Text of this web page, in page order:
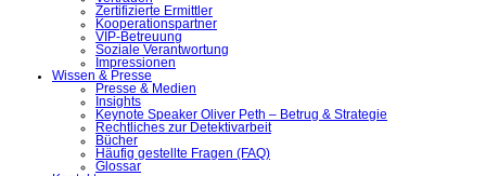
Zertifizierte Ermittler
Kooperationspartner
VIP-Betreuung
Soziale Verantwortung
Impressionen
Wissen & Presse
Presse & Medien
Insights
Keynote Speaker Oliver Peth – Betrug & Strategie
Rechtliches zur Detektivarbeit
Bücher
Häufig gestellte Fragen (FAQ)
Glossar